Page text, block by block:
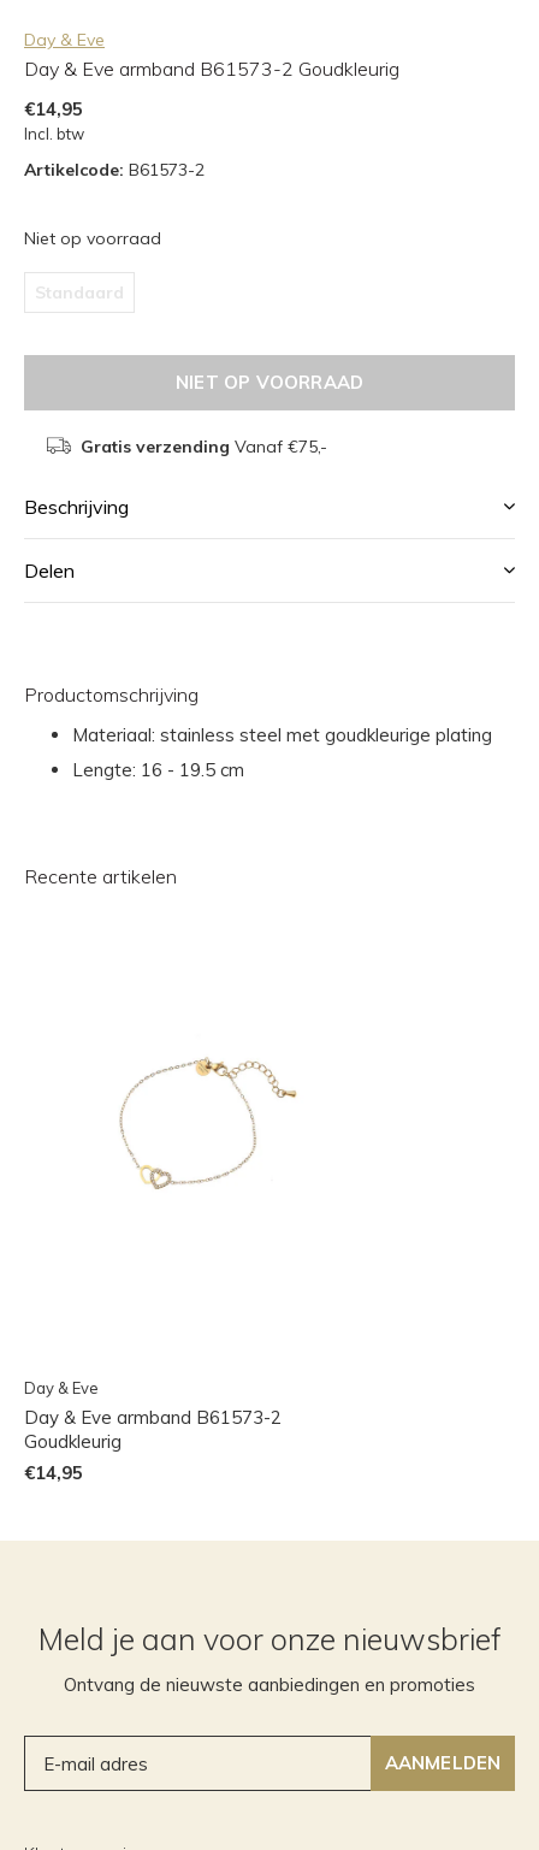
Day & Eve
Day & Eve armband B61573-2 Goudkleurig
€14,95
Incl. btw
Artikelcode: B61573-2
Niet op voorraad
Standaard
NIET OP VOORRAAD
Gratis verzending Vanaf €75,-
Beschrijving
Delen
Productomschrijving
Materiaal: stainless steel met goudkleurige plating
Lengte: 16 - 19.5 cm
Recente artikelen
Day & Eve
Day & Eve armband B61573-2
Goudkleurig
€14,95
Meld je aan voor onze nieuwsbrief
Ontvang de nieuwste aanbiedingen en promoties
AANMELDEN